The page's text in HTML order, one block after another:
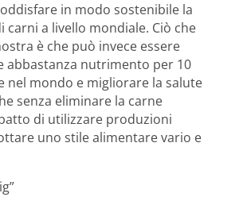
in modo sostenibile la
a livello mondiale. Ciò che
è che può invece essere
abbastanza nutrimento per 10
nel mondo e migliorare la salute
senza eliminare la carne
di utilizzare produzioni
uno stile alimentare vario e